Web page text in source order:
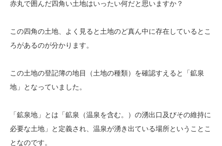
赤丸で囲んだ四角い土地はいったい何だと思いますか？
この四角の土地、よく見ると土地のど真ん中に存在しているとこ
ろがあるのが分かります。
この土地の登記簿の地目（土地の種類）を確認すえると「鉱泉
地」となっていました。
「鉱泉地」とは「鉱泉（温泉を含む。）の湧出口及びその維持に
必要な土地」と定義され、温泉が湧き出ている場所ということこ
となのです。